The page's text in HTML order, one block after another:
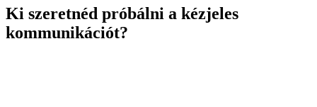
Ki szeretnéd próbálni a kézjeles
kommunikációt?